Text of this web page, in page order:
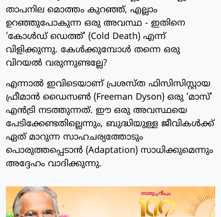
താപനില മൊത്തം കുറഞ്ഞ്, എല്ലാം
ഉറഞ്ഞുപോകുന്ന ഒരു അവസ്ഥ - ഇതിനെ
‘കോൾഡ് ഡെത്ത്’ (Cold Death) എന്ന്
വിളിക്കുന്നു. കേൾക്കുമ്പോൾ തന്നെ ഒരു
വിറയൽ വരുന്നുണ്ടല്ലേ?
എന്നാൽ ഇവിടെയാണ് പ്രശസ്ത ഫിസിസിസ്റ്റായ
ഫ്രീമാൻ ഡൈസൺ (Freeman Dyson) ഒരു ‘മാസ്’
എൻട്രി നടത്തുന്നത്. ഈ ഒരു അവസ്ഥയെ
പേടിക്കേണ്ടതില്ലെന്നും, ബുദ്ധിയുള്ള ജീവികൾക്ക്
ഏത് മാറുന്ന സാഹചര്യത്തോടും
പൊരുത്തപ്പെടാൻ (Adaptation) സാധിക്കുമെന്നും
അദ്ദേഹം വാദിക്കുന്നു.